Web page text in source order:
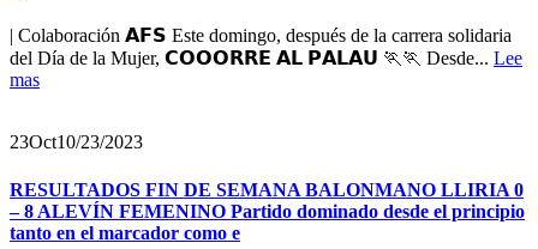
| Colaboración 𝗔𝗙𝗦 Este domingo, después de la carrera solidaria
del Día de la Mujer, 𝗖𝗢𝗢𝗢𝗥𝗥𝗘 𝗔𝗟 𝗣𝗔𝗟𝗔𝗨 🏃🏃 Desde... Lee
mas
23Oct10/23/2023
RESULTADOS FIN DE SEMANA BALONMANO LLIRIA 0
– 8 ALEVÍN FEMENINO Partido dominado desde el principio
tanto en el marcador como e